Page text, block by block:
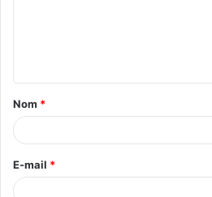
t
a
e
Nom *
E-mail *